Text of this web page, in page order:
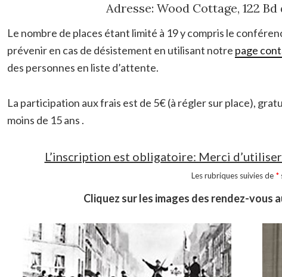
Adresse: Wood Cottage, 122
Le nombre de places étant limité à 19 y compris le
prévenir en cas de désistement en utilisant notre page
des personnes en liste d’attente.
La participation aux frais est de 5€ (à régler sur place),
moins de 15 ans .
L’inscription est obligatoire: Merci
Les rubriques suivies de *
Cliquez sur les images des rendez-vous